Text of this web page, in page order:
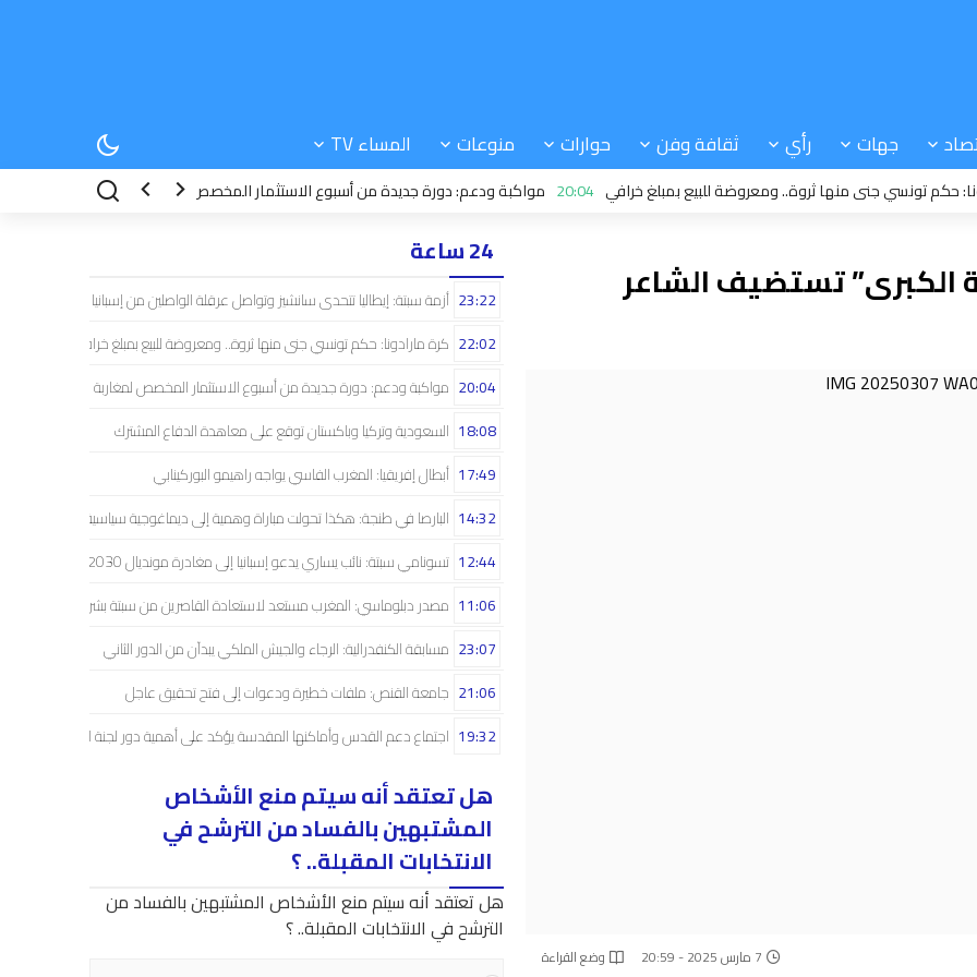
جهات رأي ثقافة وفن حوارات منوعات المساء TV
تونسي جنى منها ثروة.. ومعروضة للبيع بمبلغ خرافي 20:04 مواكبة ودعم: دورة جديدة من أسبوع الاستثمار المخصص لمغاربة العالم 18:08
الكبرى” تستضيف الشاعر
7 مارس 2025 - 20:59 وضع القراءة
24 ساعة
أزمة سبتة: إيطاليا تتحدى سانشيز وتواصل عرقلة الواصلين من إسبانيا 23:22
كرة مارادونا: حكم تونسي جنى منها ثروة.. ومعروضة للبيع بمبلغ خرافي 22:02
مواكبة ودعم: دورة جديدة من أسبوع الاستثمار المخصص لمغاربة العالم 20:04
السعودية وتركيا وباكستان توقع على معاهدة الدفاع المشترك 18:08
أبطال إفريقيا: المغرب الفاسي يواجه راهيمو البوركينابي 17:49
البارصا في طنجة: هكذا تحولت مباراة وهمية إلى ديماغوجية سياسية..! 14:32
تسونامي سبتة: نائب يساري يدعو إسبانيا إلى مغادرة مونديال 2030 12:44
مصدر دبلوماسي: المغرب مستعد لاستعادة القاصرين من سبتة بشراكة إسبانية 11:06
مسابقة الكنفدرالية: الرجاء والجيش الملكي يبدآن من الدور الثاني 23:07
جامعة القنص: ملفات خطيرة ودعوات إلى فتح تحقيق عاجل 21:06
اجتماع دعم القدس وأماكنها المقدسة يؤكد على أهمية دور لجنة القدس 19:32
هل تعتقد أنه سيتم منع الأشخاص
المشتبهين بالفساد من الترشح في
الانتخابات المقبلة.. ؟
هل تعتقد أنه سيتم منع الأشخاص المشتبهين بالفساد من
الترشح في الانتخابات المقبلة.. ؟